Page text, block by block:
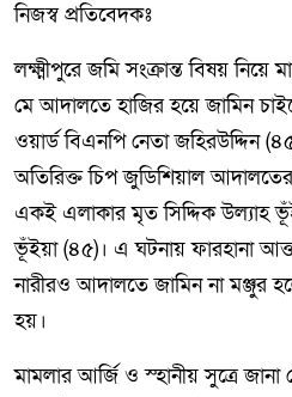
নিজস্ব প্রতিবেদকঃ
লক্ষ্মীপুরে জমি সংক্রান্ত বিষয় নিয়ে
মে আদালতে হাজির হয়ে জামিন
ওয়ার্ড বিএনপি নেতা জহিরউদ্দিন
অতিরিক্ত চিপ জুডিশিয়াল
একই এলাকার মৃত সিদ্দিক উল্যাহ
ভূঁইয়া (৪৫)। এ ঘটনায় ফারহানা
নারীরও আদালতে জামিন না মঞ্জুর
হয়।
মামলার আর্জি ও স্হানীয় সুত্রে জানা